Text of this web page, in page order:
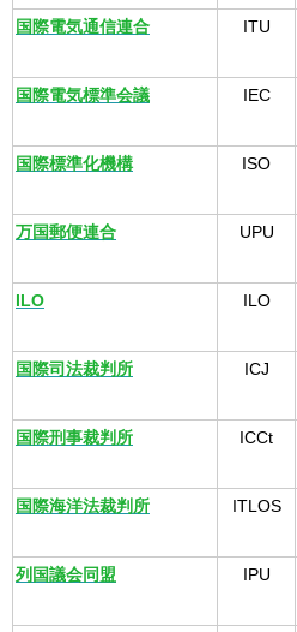
国際電気通信連合 ITU
国際電気標準会議 IEC
国際標準化機構 ISO
万国郵便連合 UPU
ILO ILO
国際司法裁判所 ICJ
国際刑事裁判所 ICCt
国際海洋法裁判所 ITLOS
列国議会同盟 IPU